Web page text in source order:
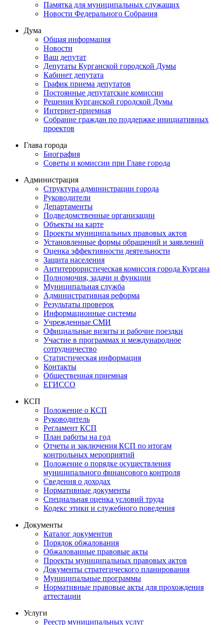
Памятка для муниципальных служащих
Новости Федерального Cобрания
Дума
Общая информация
Новости
Ваш депутат
Депутаты Курганской городской Думы
Кабинет депутата
График приема депутатов
Постоянные депутатские комиссии
Решения Курганской городской Думы
Интернет-приемная
Собрание граждан по поддержке инициативных
проектов
Глава города
Биография
Советы и комиссии при Главе города
Администрация
Структура администрации города
Руководители
Департаменты
Подведомственные организации
Объекты на карте
Проекты муниципальных правовых актов
Установленные формы обращений и заявлений
Оценка эффективности деятельности
Защита населения
Антитеррористическая комиссия города Кургана
Полномочия, задачи и функции
Муниципальная служба
Административная реформа
Результаты проверок
Информационные системы
Учрежденные СМИ
Официальные визиты и рабочие поездки
Участие в программах и международное
сотрудничество
Статистическая информация
Контакты
Общественная приемная
ЕГИССО
КСП
Положение о КСП
Руководитель
Регламент КСП
План работы на год
Отчеты и заключения КСП по итогам
контрольных мероприятий
Положение о порядке осуществления
муниципального финансового контроля
Сведения о доходах
Нормативные документы
Специальная оценка условий труда
Кодекс этики и служебного поведения
Документы
Каталог документов
Порядок обжалования
Обжалованные правовые акты
Проекты муниципальных правовых актов
Документы стратегического планирования
Муниципальные программы
Нормативные правовые акты для прохождения
аттестации
Услуги
Реестр муниципальных услуг